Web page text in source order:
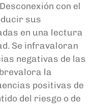
con el
sus
en una lectura
Se infravaloran
negativas de las
la
positivas de
del riesgo o de